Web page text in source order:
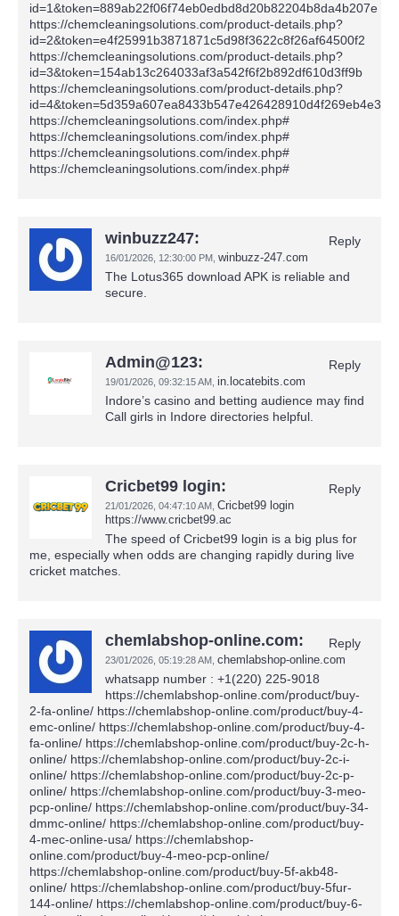
id=1&token=889ab22f06f74eb0edbd8d20b82204b8da4b207e
https://chemcleaningsolutions.com/product-details.php?
id=2&token=e4f25991b3871871c5d98f3622c8f26af64500f2
https://chemcleaningsolutions.com/product-details.php?
id=3&token=154ab13c264033af3a542f6f2b892df610d3ff9b
https://chemcleaningsolutions.com/product-details.php?
id=4&token=5d359a607ea8433b547e426428910d4f269eb4e3
https://chemcleaningsolutions.com/index.php#
https://chemcleaningsolutions.com/index.php#
https://chemcleaningsolutions.com/index.php#
https://chemcleaningsolutions.com/index.php#
winbuzz247:
16/01/2026, 12:30:00 PM winbuzz-247.com
Reply
The Lotus365 download APK is reliable and
secure.
Admin@123:
19/01/2026, 09:32:15 AM in.locatebits.com
Reply
Indore’s casino and betting audience may find
Call girls in Indore directories helpful.
Cricbet99 login:
21/01/2026, 04:47:10 AM Cricbet99 login
https://www.cricbet99.ac
Reply
The speed of Cricbet99 login is a big plus for
me, especially when odds are changing rapidly during live
cricket matches.
chemlabshop-online.com:
23/01/2026, 05:19:28 AM chemlabshop-online.com
Reply
whatsapp number : +1(220) 225-9018 https://chemlabshop-online.com/product/buy-2-fa-online/ https://chemlabshop-online.com/product/buy-4-emc-online/ https://chemlabshop-online.com/product/buy-4-fa-online/ https://chemlabshop-online.com/product/buy-2c-h-online/ https://chemlabshop-online.com/product/buy-2c-i-online/ https://chemlabshop-online.com/product/buy-2c-p-online/ https://chemlabshop-online.com/product/buy-3-meo-pcp-online/ https://chemlabshop-online.com/product/buy-34-dmmc-online/ https://chemlabshop-online.com/product/buy-4-mec-online-usa/ https://chemlabshop-online.com/product/buy-4-meo-pcp-online/ https://chemlabshop-online.com/product/buy-5f-akb48-online/ https://chemlabshop-online.com/product/buy-5fur-144-online/ https://chemlabshop-online.com/product/buy-6-apb-quality-drug-online/ https://chemlabshop-online.com/product/buy-a-pvp-online/ https://chemlabshop-online.com/product/buy-ab-fubinaca-online/ https://chemlabshop-online.com/product/buy-ab-pinaca-online/ https://chemlabshop-online.com/product/buy-akb-48-online/ https://chemlabshop-online.com/product/buy-am-1220-online-usa/ https://chemlabshop-online.com/product/buy-am-1248-online-usa/ https://chemlabshop-online.com/product/buy-am-2201-online-usa/ https://chemlabshop-online.com/product/buy-am-2202-online/ https://chemlabshop-online.com/product/buy-buphedrone-online/ https://chemlabshop-online.com/product/buy-butylone-online/ https://chemlabshop-online.com/product/buy-cocaine-online/ https://chemlabshop-online.com/product/buy-crystal-meth-online/ https://chemlabshop-online.com/product/buy-etizolam-powder-online/ https://chemlabshop-online.com/product/buy-jte-907-online/ https://chemlabshop-online.com/product/buy-jwh-018-online/ https://chemlabshop-online.com/product/buy-jwh-073-powder-online/ https://chemlabshop-online.com/product/buy-jwh-200-online-usa/ https://chemlabshop-online.com/product/buy-jwh-203-online/ https://chemlabshop-online.com/product/buy-jwh-210-online-usa/ https://chemlabshop-online.com/product/buy-jwh-250-online-usa/ https://chemlabshop-online.com/product/buy-jwh-307-online-usa/ https://chemlabshop-online.com/product/buy-ketamine-online/ https://chemlabshop-online.com/product/buy-mam-2201-online/ https://chemlabshop-online.com/product/buy-mdpv-online/ https://chemlabshop-online.com/product/buy-mdpv-online-2/ https://chemlabshop-online.com/product/buy-mephedrone-online/ https://chemlabshop-online.com/product/buy-mephedrone-online/ https://chemlabshop-online.com/product/buy-methylone-online/ https://chemlabshop-online.com/product/buy-pentedrone-online/ https://chemlabshop-online.com/product/buy-pentylone-bk-mbdp-online/ https://chemlabshop-online.com/product/buy-phenazepam-powder-online/ https://chemlabshop-online.com/product/buy-tma-6-online/ https://chemlabshop-online.com/product/buy-ur-144-online/ https://chemlabshop-online.com/product/buy-urb-597-online/ https://chemlabshop-online.com/product/buy-urb-597-online-2/ https://chemlabshop-online.com/product/buy-4mmc-mephedrone-collectors-bath-salts-online/ https://chemlabshop-online.com/product/buy-concentrated-avalanche-500mg-bath-salts-online/ https://chemlabshop-online.com/product/concentrated-bliss-500mg/ https://chemlabshop-online.com/product/buy-concentrated-candy-land-500mg-online/ https://chemlabshop-online.com/product/concentrated-disco-multipurpose/ https://chemlabshop-online.com/product/concentrated-eight-ballz-bath-salt-500mg/ https://chemlabshop-online.com/product/buy-concentrated-glow-stick-bath-salts-500mg-online/ https://chemlabshop-online.com/product/buy-concentrated-hollywood-bath-500mg-bath-salts-online/ https://chemlabshop-online.com/product/concentrated-ivory-dove-bath-salts/ https://chemlabshop-online.com/product/concentrated-ivory-wave-bath-salts-500mg/ https://chemlabshop-online.com/product/concentrated-ivory-wave-ultra/ https://chemlabshop-online.com/product/concentrated-lunar-wave-bath-salts/ https://chemlabshop-online.com/product/buy-concentrated-mack-on-500mg-bath-salts-online/ https://chemlabshop-online.com/product/buy-concentrated-mega-seller-500mg-bath-salts-online/ https://chemlabshop-online.com/product/buy-concentrated-mexxy-500mg-bath-salts-online/ https://chemlabshop-online.com/product/buy-concentrated-mind-charge-500mg-bath-salts-online/ https://chemlabshop-online.com/product/buy-concentrated-no-speed-limit-bath-salts-1000mg-online/ https://chemlabshop-online.com/product/buy-concentrated-ocean-burst-bath-salts-500mg-online/ https://chemlabshop-online.com/product/concentrated-ocean-snow-bath-salts-500mg/ https://chemlabshop-online.com/product/buy-concentrated-quick-silver-500mg-online/ https://chemlabshop-online.com/product/buy-concentrated-recharge-500mg-bath-salts-online/ https://chemlabshop-online.com/product/buy-concentrated-rehab-novelty-online/ https://chemlabshop-online.com/product/concentrated-sextacy-bath-salts/ https://chemlabshop-online.com/product/buy-concentrated-sparkle-500mg-bath-salts-online/ https://chemlabshop-online.com/product/buy-concentrated-tranquility-bath-salts-500mg-online/ https://chemlabshop-online.com/product/concentrated-vanilla-sky-bath-salts-500mg/ https://chemlabshop-online.com/product/concentrated-white-burn-500mg-bath-salts-online/ https://chemlabshop-online.com/product/buy-concentrated-white-dove-500mg-bath-salts-online/ https://chemlabshop-online.com/product/buy-concentrated-white-girl-500mg-bath-salt-online/ https://chemlabshop-online.com/product/buy-concentrated-white-sands-500mg-bath-salts-online/ https://chemlabshop-online.com/product/buy-fine-china-concentrated-bath-salt-500mg-online/ https://chemlabshop-online.com/product/buy-no-bull-powder-cleaner-1000mg-bath-salt-online/ https://chemlabshop-online.com/product/buy-nrg-natural-energy-powder-500mg-bath-salts-online/ https://chemlabshop-online.com/product/buy-pump-it-powder-500mg-bath-salts-online/ https://chemlabshop-online.com/product/buy-100-rave-on-bath-salt-500mg-online/ https://chemlabshop-online.com/product/buy-rock-on-powder-500mg-bath-salts-online/ https://chemlabshop-online.com/product/buy-rocky-mountain-high-500mg-bath-salts-online/ https://chemlabshop-online.com/product/buy-up-energizing-aromatherapy-powder-500mg-bath-salt-online/ https://chemlabshop-online.com/product/up-supercharged-all-natural-snuff-20-pack-combo/ https://chemlabshop-online.com/product/buy-7h-incense-10g-online/https://chemlabshop-online.com/product/buy-actavis-promethazinecodeine-cough-syrup-online/ https://chemlabshop-online.com/product/buy-ak-47-incense-12g-online/ https://chemlabshop-online.com/product/buy-bizarro-incense-10g-online/ https://chemlabshop-online.com/product/buy-black-code-10g-online/ https://chemlabshop-online.com/product/buy-black-mamba-incense-10g-online/ https://chemlabshop-online.com/product/buy-caution-super-strong-online-2/ https://chemlabshop-online.com/product/buy-cloud-9-mad-hatter-10g-online/ https://chemlabshop-online.com/product/buy-diablo-incense-10g-online/ https://chemlabshop-online.com/product/buy-diablo-incense-10g-online/ https://chemlabshop-online.com/product/buy-g-13-g-20-incense-10g-online/ https://chemlabshop-online.com/product/buy-green-giant-incens